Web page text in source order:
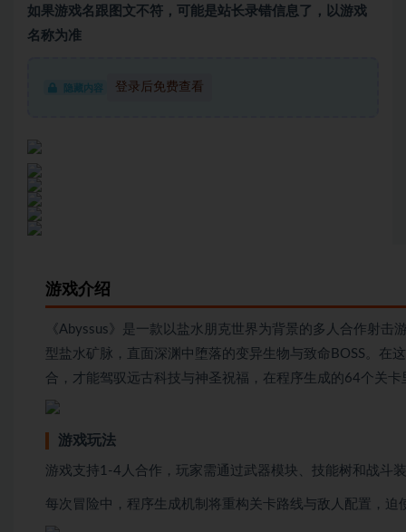
如果游戏名跟图文不符，可能是站长录错信息了，以游戏
名称为准
隐藏内容 登录后免费查看
游戏介绍
《Abyssus》是一款以盐水朋克世界为背景的多人合作射
型盐水矿脉，直面深渊中堕落的变异生物与致命BOSS。在
合，才能驾驭远古科技与神圣祝福，在程序生成的64个关
游戏玩法
游戏支持1-4人合作，玩家需通过武器模块、技能树和战斗
每次冒险中，程序生成机制将重构关卡路线与敌人配置，迫